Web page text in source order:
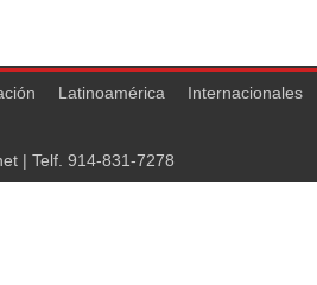
Latinoamérica Internacionales
| Telf. 914-831-7278